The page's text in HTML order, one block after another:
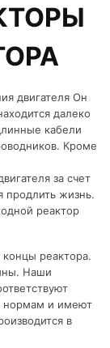
двигателя Он
далеко
кабели
Кроме
за счет
продлить жизнь.
реактор
реактора.
Наши
нормам и имеют
в